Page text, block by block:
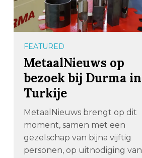
FEATURED
MetaalNieuws op
bezoek bij Durma in
Turkije
MetaalNieuws brengt op dit
moment, samen met een
gezelschap van bijna vijftig
personen, op uitnodiging van